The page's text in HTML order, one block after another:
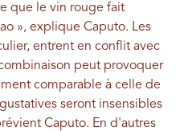
que le vin rouge fait
», explique Caputo. Les
entrent en conflit avec
peut provoquer
comparable à celle de
seront insensibles
Caputo. En d'autres